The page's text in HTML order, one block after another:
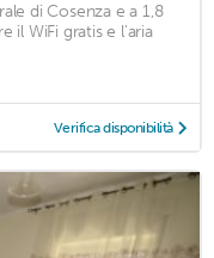
di Cosenza e a 1,8
il WiFi gratis e l'aria
Verifica disponibilità